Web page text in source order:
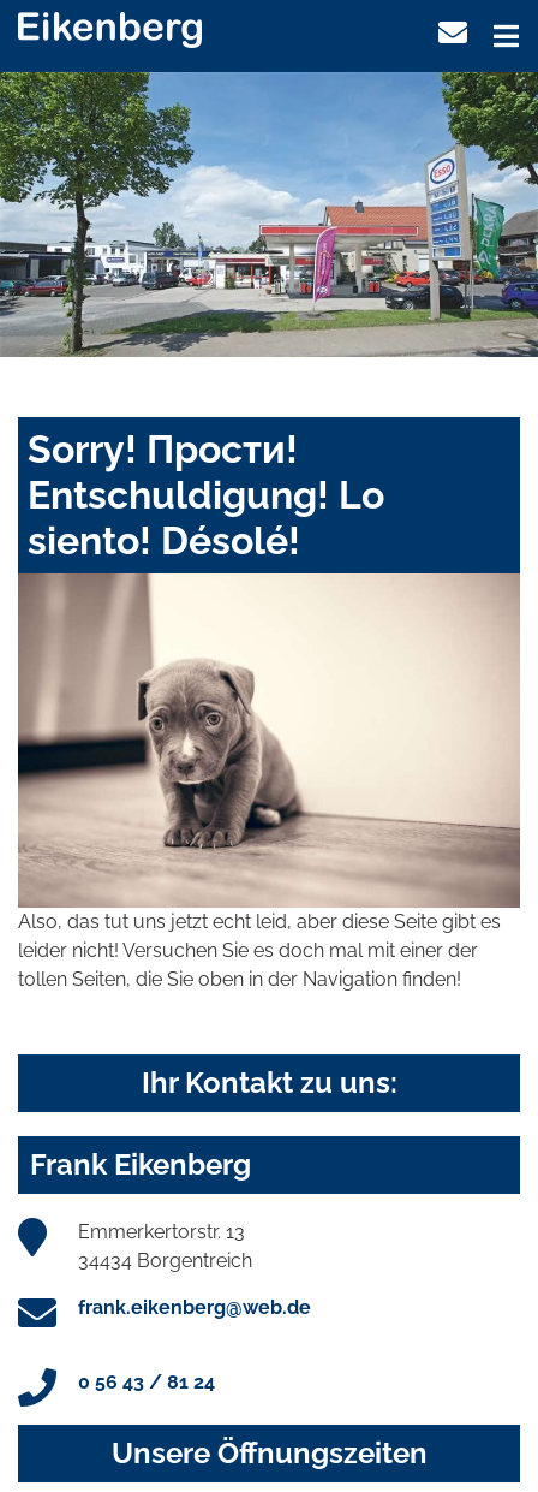
Sorry! Прости!
Entschuldigung! Lo
siento! Désolé!
Also, das tut uns jetzt echt leid, aber diese Seite gibt es
leider nicht! Versuchen Sie es doch mal mit einer der
tollen Seiten, die Sie oben in der Navigation finden!
Ihr Kontakt zu uns:
Frank Eikenberg
Emmerkertorstr. 13
34434 Borgentreich
frank.eikenberg@web.de
0 56 43 / 81 24
Unsere Öffnungszeiten